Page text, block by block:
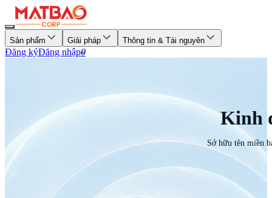
Sản phẩm Giải pháp Thông tin & Tài nguyên
Đăng kýĐăng nhập0
Kinh
Sở hữu tên miền